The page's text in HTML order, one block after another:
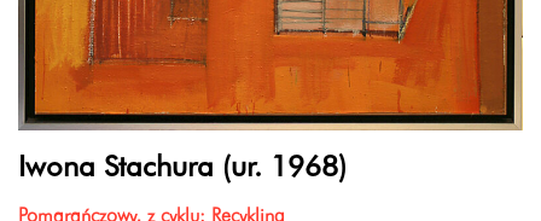
Iwona Stachura (ur. 1968)